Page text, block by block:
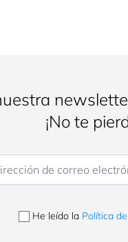
¡No te
He leído la Política